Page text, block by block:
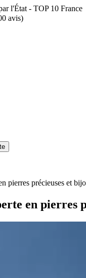
l'État - TOP 10 France
avis)
pierres précieuses et
en pierres